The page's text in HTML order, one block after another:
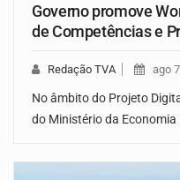
Governo promove
de Competências e
Redação TVA ago
No âmbito do Projeto
do Ministério da